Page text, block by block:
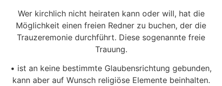
Wer kirchlich nicht heiraten kann oder will, hat die
Möglichkeit einen freien Redner zu buchen, der die
Trauzeremonie durchführt. Diese sogenannte freie
Trauung.
• ist an keine bestimmte Glaubensrichtung gebunden,
kann aber auf Wunsch religiöse Elemente beinhalten.